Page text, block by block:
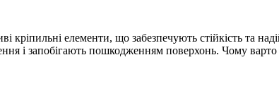
кріпильні елементи, що забезпечують стійкість та
і запобігають пошкодженням поверхонь. Чому